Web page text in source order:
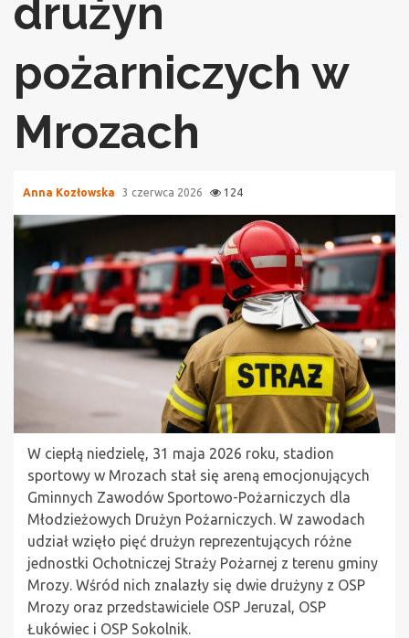
drużyn
pożarniczych w
Mrozach
Anna Kozłowska 3 czerwca 2026 124
W ciepłą niedzielę, 31 maja 2026 roku, stadion
sportowy w Mrozach stał się areną emocjonujących
Gminnych Zawodów Sportowo-Pożarniczych dla
Młodzieżowych Drużyn Pożarniczych. W zawodach
udział wzięło pięć drużyn reprezentujących różne
jednostki Ochotniczej Straży Pożarnej z terenu gminy
Mrozy. Wśród nich znalazły się dwie drużyny z OSP
Mrozy oraz przedstawiciele OSP Jeruzal, OSP
Łukówiec i OSP Sokolnik.